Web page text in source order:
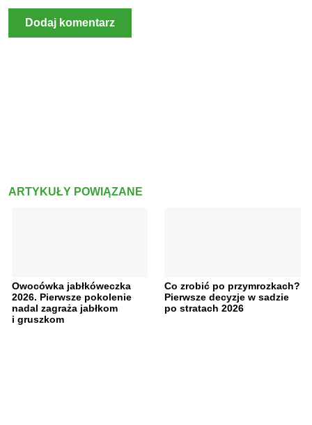
ARTYKUŁY POWIĄZANE
Owocówka jabłkóweczka
2026. Pierwsze pokolenie
nadal zagraża jabłkom
i gruszkom
Co zrobić po przymrozkach?
Pierwsze decyzje w sadzie
po stratach 2026